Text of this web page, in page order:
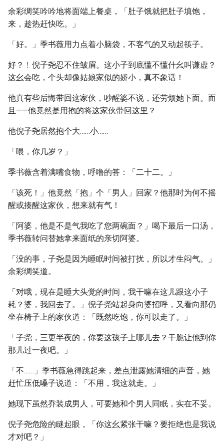
余彩绸笑吟吟地将面端上餐桌，「肚子饿就把肚子填饱，
来，趁热赶快吃。」
「好。」季书薇用力点着小脑袋，不客气的又动起筷子。
好？﹗倪子尧忍不住皱眉。这小子到底懂不懂什幺叫谦虚？
这幺会吃，个头却像姑娘家似的娇小，真不象话！
他真有些后悔带回这家伙，吵醒婆不说，还劳烦她下面。而
且——他竟然是用抱的将这家伙带回这里？
他倪子尧居然抱个大……小……
「喂，你几岁？」
季书薇含着满嘴食物，呼噜的答：「二十二。」
「该死！」他竟然「抱」个「男人」回家？他那时为何不摇
醒或揍醒这家伙，想来就有气！
「阿婆，他是不是气我吃了您两碗面？」喝下最后一口汤，
季书薇转问替她拿来面纸的亲切阿婆。
「没的事，子尧是因为睡眠时间被打扰，所以才生闷气。」
余彩绸笑道。
「对哦，现在是睡大头觉的时间，我干嘛在这儿跟这小子
耗？婆，我回去了。」倪子尧站起身向婆招呼，又看向那仍
坐在椅子上的家伙道：「既然吃饱，你可以走了。」
「子尧，三更半夜的，你要这孩子上哪儿去？干脆让他到你
那儿过一夜吧。」
「不……」季书薇急得跳起来，差点泄露她清细的声音，她
赶忙压低嗓子说道：「不用，我这就走。」
她现下虽然乔装成男人，可要她和个男人同眠，实在不妥。
倪子尧危险的瞇起眼，「你这幺紧张干嘛？要拒绝也是我说
才对吧？」